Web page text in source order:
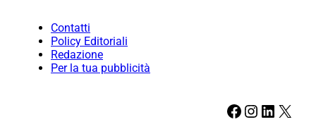
Contatti
Policy Editoriali
Redazione
Per la tua pubblicità
Facebook Instagram LinkedIn X